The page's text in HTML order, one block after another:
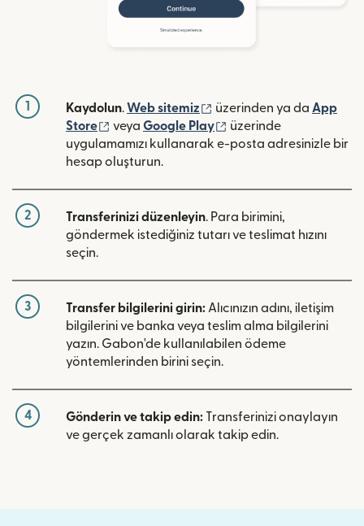
1 Kaydolun.Web sitemiz (yeni pencerede açılır)
üzerinden ya da App
Store
(yeni pencerede açılır)
veya Google Play (yeni pencerede açılır)
üzerinde
uygulamamızı kullanarak e-posta adresinizle bir
hesap oluşturun.
2 Transferinizi düzenleyin. Para birimini,
göndermek istediğiniz tutarı ve teslimat hızını
seçin.
3 Transfer bilgilerini girin:Alıcınızın adını, iletişim
bilgilerini ve banka veya teslim alma bilgilerini
yazın. Gabon'de kullanılabilen ödeme
yöntemlerinden birini seçin.
4 Gönderin ve takip edin: Transferinizi onaylayın
ve gerçek zamanlı olarak takip edin.